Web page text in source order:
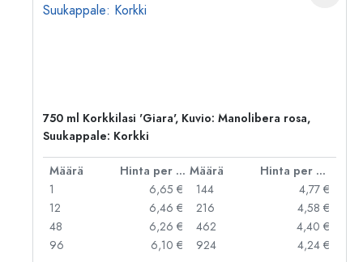
750 ml Korkkilasi 'Giara', Kuvio: Manolibera rosa,
Suukappale: Korkki
Määrä Hinta per kpl Määrä
Hinta per kpl
1
6,65 €
12
6,46 €
48
6,26 €
96
6,10 €
144
4,77 €
216
4,58 €
462
4,40 €
924
4,24 €